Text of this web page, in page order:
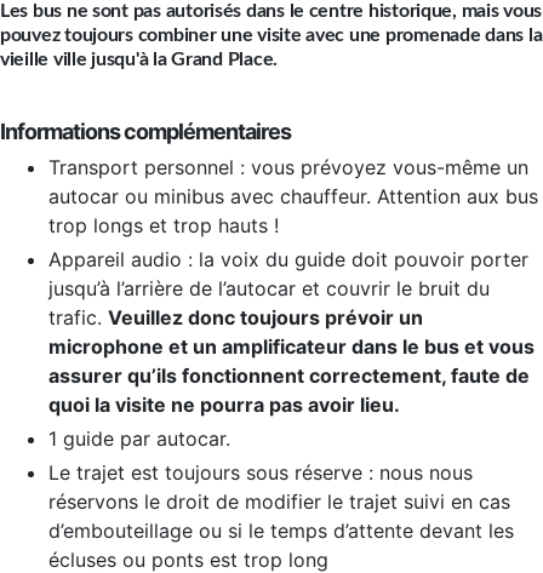
Les bus ne sont pas autorisés dans le centre historique, mais vous
pouvez toujours combiner une visite avec une promenade dans la
vieille ville jusqu'à la Grand Place.
Informations complémentaires
Transport personnel : vous prévoyez vous-même un
autocar ou minibus avec chauffeur. Attention aux bus
trop longs et trop hauts !
Appareil audio : la voix du guide doit pouvoir porter
jusqu’à l’arrière de l’autocar et couvrir le bruit du
trafic. Veuillez donc toujours prévoir un
microphone et un amplificateur dans le bus et vous
assurer qu’ils fonctionnent correctement, faute de
quoi la visite ne pourra pas avoir lieu.
1 guide par autocar.
Le trajet est toujours sous réserve : nous nous
réservons le droit de modifier le trajet suivi en cas
d’embouteillage ou si le temps d’attente devant les
écluses ou ponts est trop long